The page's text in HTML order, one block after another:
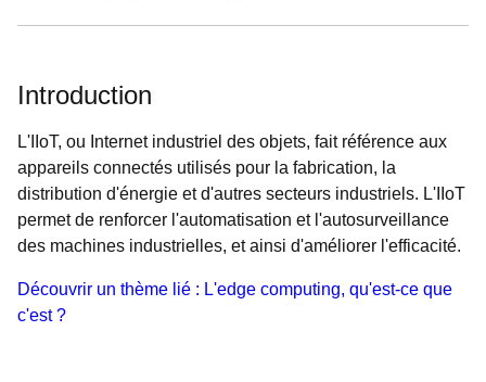
Introduction
L'IIoT, ou Internet industriel des objets, fait référence aux
appareils connectés utilisés pour la fabrication, la
distribution d'énergie et d'autres secteurs industriels. L'IIoT
permet de renforcer l'automatisation et l'autosurveillance
des machines industrielles, et ainsi d'améliorer l'efficacité.
Découvrir un thème lié : L'edge computing, qu'est-ce que
c'est ?